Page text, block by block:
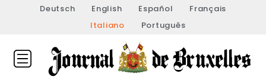
Deutsch English Español
Français
Italiano
Português